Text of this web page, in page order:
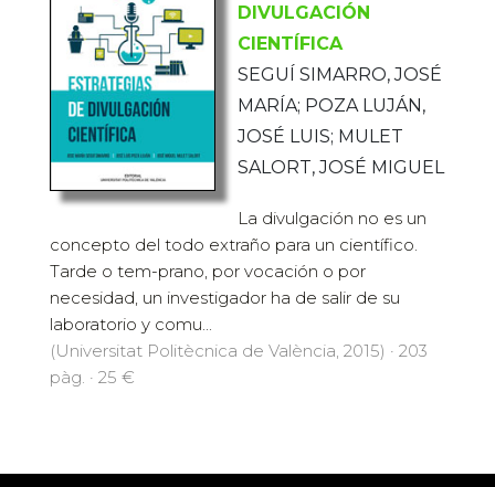
DIVULGACIÓN
CIENTÍFICA
SEGUÍ SIMARRO, JOSÉ
MARÍA; POZA LUJÁN,
JOSÉ LUIS; MULET
SALORT, JOSÉ MIGUEL
La divulgación no es un
concepto del todo extraño para un científico.
Tarde o tem-prano, por vocación o por
necesidad, un investigador ha de salir de su
laboratorio y comu...
(Universitat Politècnica de València, 2015) · 203
pàg. · 25 €